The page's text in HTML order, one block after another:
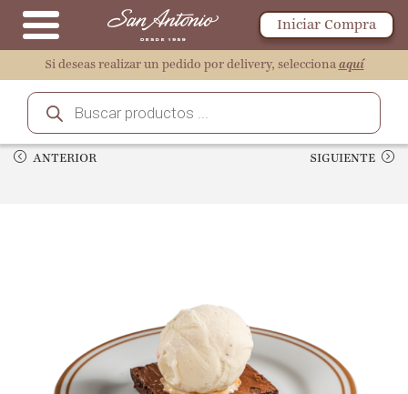
Iniciar Compra
Si deseas realizar un pedido por delivery, selecciona aquí
ANTERIOR SIGUIENTE